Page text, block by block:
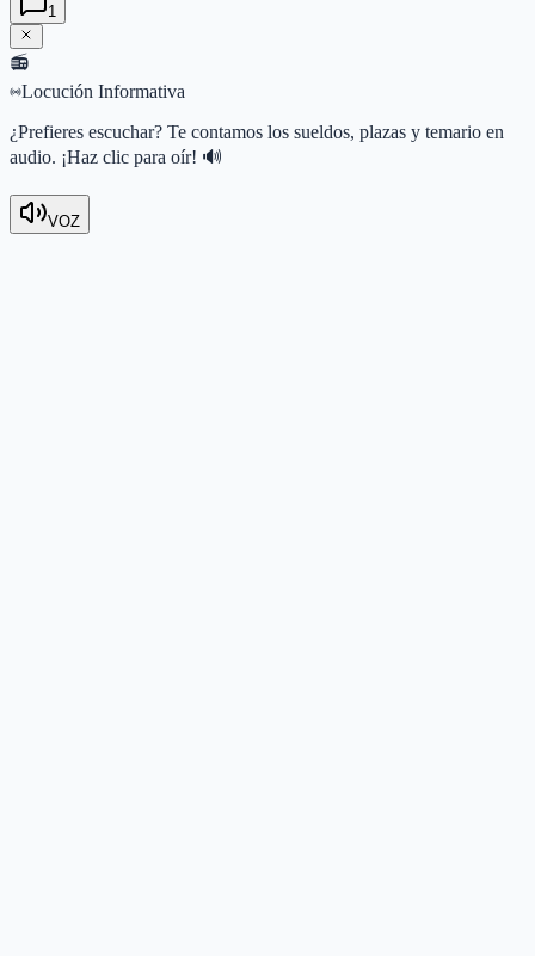
1
📻
Locución Informativa
¿Prefieres escuchar? Te contamos los sueldos, plazas y temario en
audio. ¡Haz clic para oír! 🔊
VOZ